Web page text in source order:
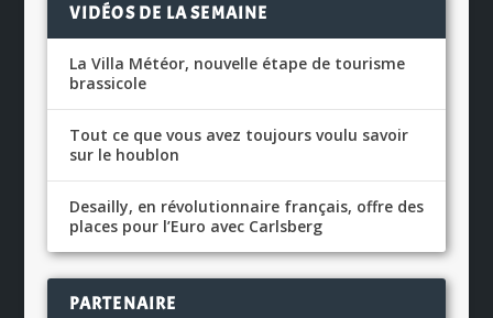
VIDÉOS DE LA SEMAINE
La Villa Météor, nouvelle étape de tourisme
brassicole
Tout ce que vous avez toujours voulu savoir
sur le houblon
Desailly, en révolutionnaire français, offre des
places pour l’Euro avec Carlsberg
PARTENAIRE